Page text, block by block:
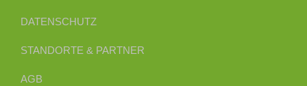
DATENSCHUTZ
STANDORTE & PARTNER
AGB